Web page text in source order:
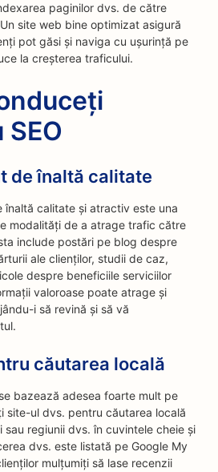
paginilor dvs. de către
site web bine optimizat asigură
pot găsi și naviga cu ușurință pe
la creșterea traficului.
de înaltă calitate
înaltă calitate și atractiv este una
modalități de a atrage trafic către
include postări pe blog despre
ale clienților, studii de caz,
despre beneficiile serviciilor
valoroase poate atrage și
i să revină și să vă
căutarea locală
bazează adesea foarte mult pe
site-ul dvs. pentru căutarea locală
sau regiunii dvs. în cuvintele cheie și
dvs. este listată pe Google My
mulțumiți să lase recenzii